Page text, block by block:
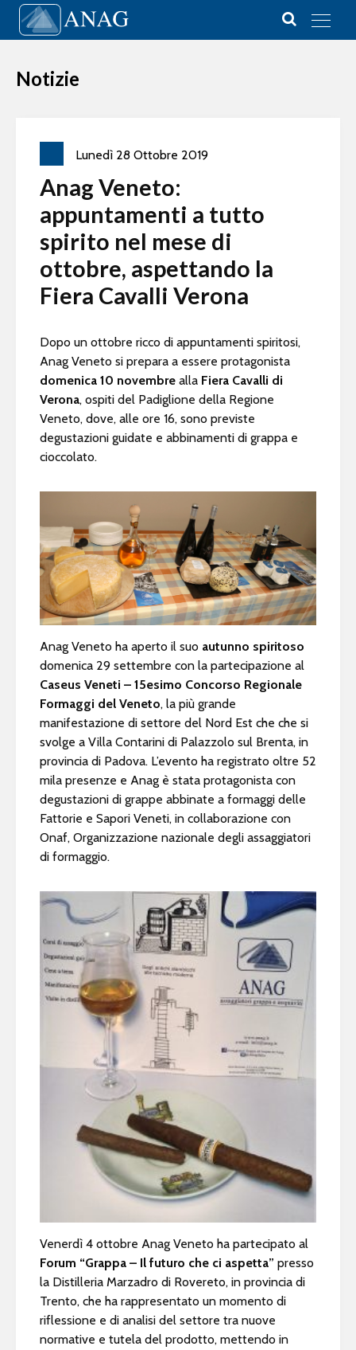
Vai al contenuto
Main Navigation
Notizie
Lunedì 28 Ottobre 2019
Anag Veneto:
appuntamenti a tutto
spirito nel mese di
ottobre, aspettando la
Fiera Cavalli Verona
Dopo un ottobre ricco di appuntamenti spiritosi,
Anag Veneto si prepara a essere protagonista
domenica 10 novembre alla Fiera Cavalli di
Verona, ospiti del Padiglione della Regione
Veneto, dove, alle ore 16, sono previste
degustazioni guidate e abbinamenti di grappa e
cioccolato.
Anag Veneto ha aperto il suo autunno spiritoso
domenica 29 settembre con la partecipazione al
Caseus Veneti – 15esimo Concorso Regionale
Formaggi del Veneto, la più grande
manifestazione di settore del Nord Est che che si
svolge a Villa Contarini di Palazzolo sul Brenta, in
provincia di Padova. L’evento ha registrato oltre 52
mila presenze e Anag è stata protagonista con
degustazioni di grappe abbinate a formaggi delle
Fattorie e Sapori Veneti, in collaborazione con
Onaf, Organizzazione nazionale degli assaggiatori
di formaggio.
Venerdì 4 ottobre Anag Veneto ha partecipato al
Forum “Grappa – Il futuro che ci aspetta” presso
la Distilleria Marzadro di Rovereto, in provincia di
Trento, che ha rappresentato un momento di
riflessione e di analisi del settore tra nuove
normative e tutela del prodotto, mettendo in